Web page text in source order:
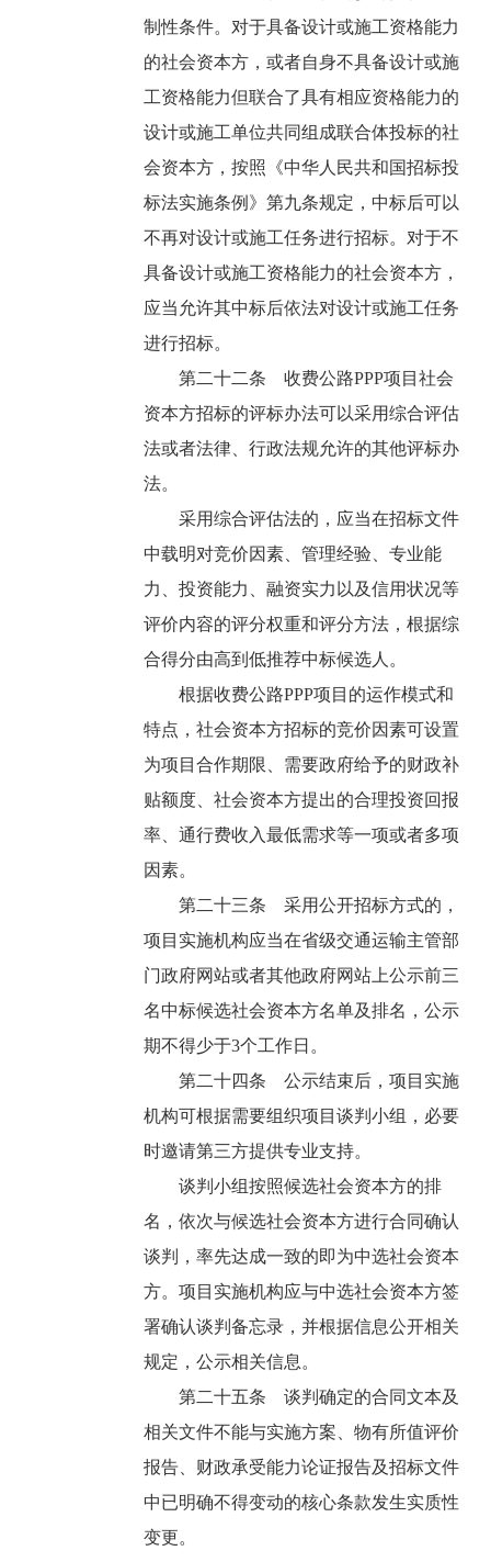
制性条件。对于具备设计或施工资格能力
的社会资本方，或者自身不具备设计或施
工资格能力但联合了具有相应资格能力的
设计或施工单位共同组成联合体投标的社
会资本方，按照《中华人民共和国招标投
标法实施条例》第九条规定，中标后可以
不再对设计或施工任务进行招标。对于不
具备设计或施工资格能力的社会资本方，
应当允许其中标后依法对设计或施工任务
进行招标。
第二十二条 收费公路PPP项目社会
资本方招标的评标办法可以采用综合评估
法或者法律、行政法规允许的其他评标办
法。
采用综合评估法的，应当在招标文件
中载明对竞价因素、管理经验、专业能
力、投资能力、融资实力以及信用状况等
评价内容的评分权重和评分方法，根据综
合得分由高到低推荐中标候选人。
根据收费公路PPP项目的运作模式和
特点，社会资本方招标的竞价因素可设置
为项目合作期限、需要政府给予的财政补
贴额度、社会资本方提出的合理投资回报
率、通行费收入最低需求等一项或者多项
因素。
第二十三条 采用公开招标方式的，
项目实施机构应当在省级交通运输主管部
门政府网站或者其他政府网站上公示前三
名中标候选社会资本方名单及排名，公示
期不得少于3个工作日。
第二十四条 公示结束后，项目实施
机构可根据需要组织项目谈判小组，必要
时邀请第三方提供专业支持。
谈判小组按照候选社会资本方的排
名，依次与候选社会资本方进行合同确认
谈判，率先达成一致的即为中选社会资本
方。项目实施机构应与中选社会资本方签
署确认谈判备忘录，并根据信息公开相关
规定，公示相关信息。
第二十五条 谈判确定的合同文本及
相关文件不能与实施方案、物有所值评价
报告、财政承受能力论证报告及招标文件
中已明确不得变动的核心条款发生实质性
变更。